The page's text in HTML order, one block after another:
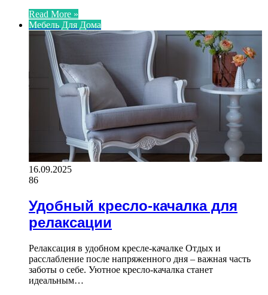
Read More »
Мебель Для Дома
16.09.2025
86
Удобный кресло-качалка для
релаксации
Релаксация в удобном кресле-качалке Отдых и
расслабление после напряженного дня – важная часть
заботы о себе. Уютное кресло-качалка станет
идеальным…